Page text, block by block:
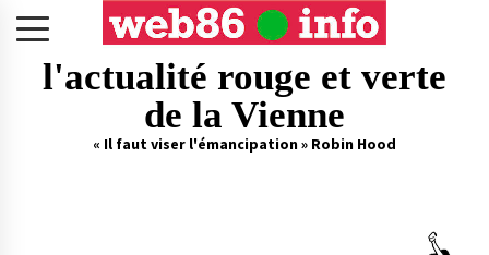
l'actualité rouge et verte
de la Vienne
« Il faut viser l'émancipation » Robin Hood